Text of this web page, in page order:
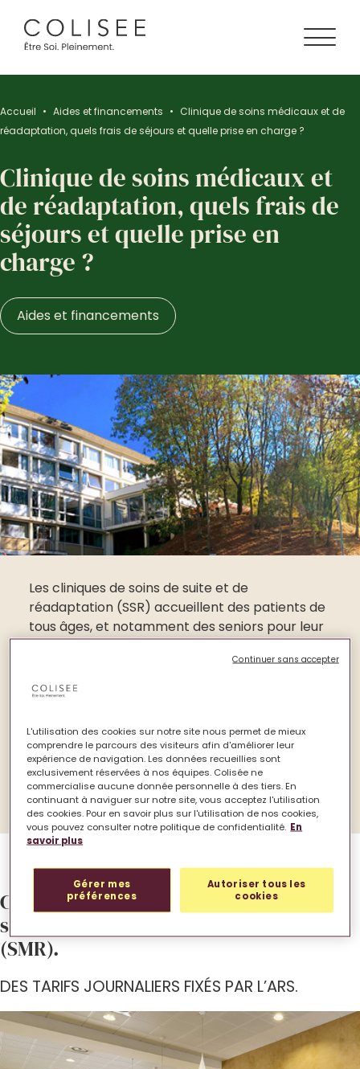
Accueil • Aides et financements • Clinique de soins médicaux et de
réadaptation, quels frais de séjours et quelle prise en charge ?
Clinique de soins médicaux et
de réadaptation, quels frais de
séjours et quelle prise en
charge ?
Aides et financements
Les cliniques de soins de suite et de
réadaptation (SSR) accueillent des patients de
tous âges, et notamment des seniors pour leur
rétablissement après une blessure, une
maladie ou une intervention chirurgicale. D’une
durée en moyenne d’un mois,
séjour en clinique SSR sont pris en charge en
grande partie par l’Assurance maladie
certaines exigences de confort, comme la
chambre individuelle, resteront à votre charge
ou remboursable par votre complémentaire
santé.
Comprendre les coûts en clinique de
soins médicaux et de réadaptation
(SMR).
DES TARIFS JOURNALIERS FIXÉS PAR L’ARS.
L'utilisation des cookies sur notre site nous permet de mieux
comprendre le parcours des visiteurs afin d'améliorer leur
expérience de navigation. Les données recueillies sont
exclusivement réservées à nos équipes. Colisée ne
commercialise aucune donnée personnelle à des tiers. En
continuant à naviguer sur notre site, vous acceptez l'utilisation
des cookies. Pour en savoir plus sur l'utilisation de nos cookies,
vous pouvez consulter notre politique de confidentialité. En
savoir plus
Gérer mes
préférences
Autoriser tous les
cookies
Continuer sans accepter